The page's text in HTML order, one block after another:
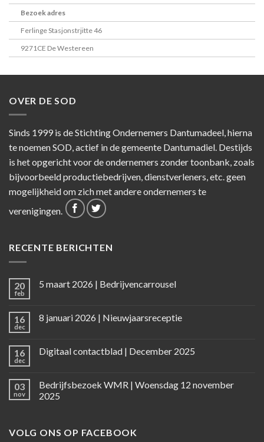
Bezoek adres
Ferlinge Stasjonstrjitte 46
9271CE De Westereen
OVER DE SOD
Sinds 1999 is de Stichting Ondernemers Dantumadeel, hierna
te noemen SOD, actief in de gemeente Dantumadiel. Destijds
is het opgericht voor de ondernemers zonder toonbank, zoals
bijvoorbeeld productiebedrijven, dienstverleners, etc. geen
mogelijkheid om zich met andere ondernemers te
verenigingen.
RECENTE BERICHTEN
20
feb
5 maart 2026 | Bedrijvencarrousel
16
dec
8 januari 2026 | Nieuwjaarsreceptie
16
dec
Digitaal contactblad | December 2025
03
nov
Bedrijfsbezoek WMR | Woensdag 12 november
2025
VOLG ONS OP FACEBOOK